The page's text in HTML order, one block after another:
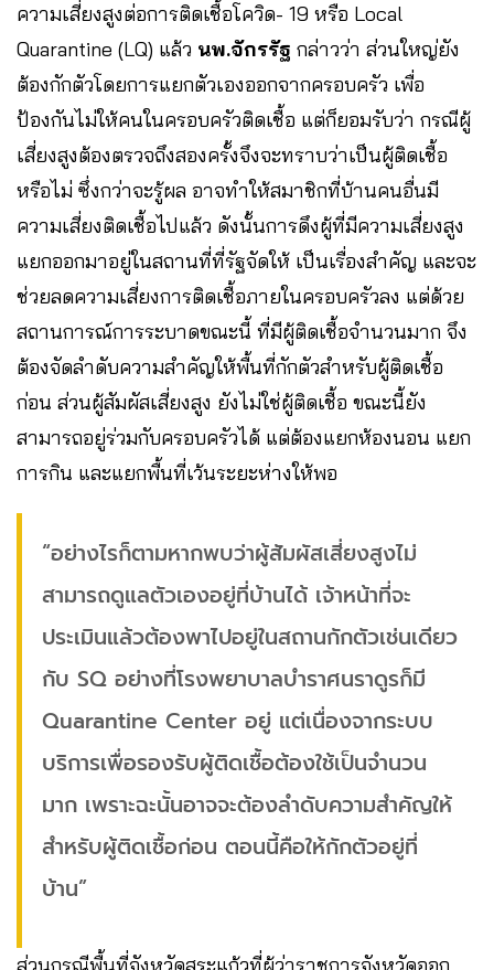
ความเสี่ยงสูงต่อการติดเชื้อโควิด- 19 หรือ Local
Quarantine (LQ) แล้ว นพ.จักรรัฐ ​ กล่าวว่า​ ส่วนใหญ่ยัง
ต้องกักตัวโดยการแยกตัวเองออกจากครอบครัว​ เพื่อ
ป้องกันไม่ให้คนในครอบครัวติดเชื้อ​ แต่ก็ยอมรับว่า กรณีผู้
เสี่ยงสูงต้องตรวจถึงสองครั้งจึงจะทราบว่าเป็นผู้ติดเชื้อ
หรือไม่ ซึ่งกว่าจะรู้ผล อาจทำให้สมาชิกที่บ้านคนอื่นมี
ความเสี่ยงติดเชื้อไปแล้ว ดังนั้นการดึงผู้ที่มีความเสี่ยงสูง
แยกออกมาอยู่ในสถานที่ที่รัฐจัดให้ เป็นเรื่องสำคัญ และจะ
ช่วยลดความเสี่ยงการติดเชื้อภายในครอบครัวลง แต่ด้วย
สถานการณ์การระบาดขณะนี้ ที่มีผู้ติดเชื้อจำนวนมาก จึง
ต้องจัดลำดับความสำคัญให้พื้นที่กักตัวสำหรับผู้ติดเชื้อ
ก่อน ส่วนผู้สัมผัสเสี่ยงสูง ยังไม่ใช่ผู้ติดเชื้อ ขณะนี้ยัง
สามารถอยู่ร่วมกับครอบครัวได้ แต่ต้องแยกห้องนอน แยก
การกิน และแยกพื้นที่เว้นระยะห่างให้พอ
“อย่างไรก็ตามหากพบว่าผู้สัมผัสเสี่ยงสูงไม่
สามารถดูแลตัวเองอยู่ที่บ้านได้​ เจ้าหน้าที่จะ
ประเมินแล้วต้องพาไปอยู่ในสถานกักตัวเช่นเดียว
กับ​ SQ อย่างที่โรงพยาบาล​บำราศนราดูร​ก็มี
Quarantine Center อยู่ แต่เนื่องจากระบบ
บริการเพื่อรองรับผู้ติดเชื้อต้องใช้เป็นจำนวน
มาก​ เพราะฉะนั้นอาจจะต้องลำดับความสำคัญให้
สำหรับผู้ติดเชื้อก่อน​ ตอนนี้คือให้กักตัวอยู่ที่
บ้าน”